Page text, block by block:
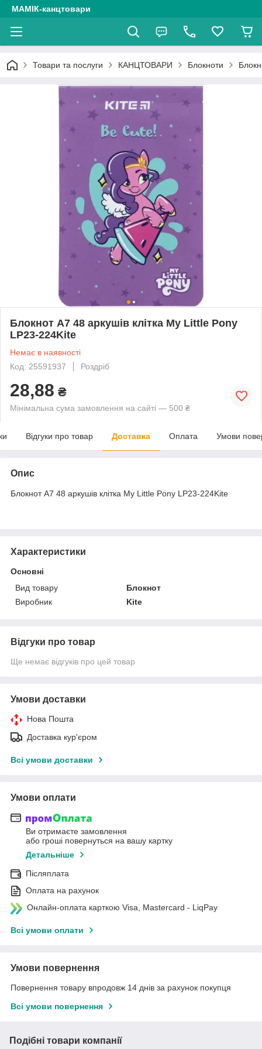
МАМІК-канцтовари
Товари та послуги КАНЦТОВАРИ Блокноти
Блокнот А7 48 аркушів клітка My Little Pony
LP23-224Kite
Немає в наявності
Код: 25591937
Роздріб
28,88 ₴
Мінімальна сума замовлення на сайті — 500 ₴
Відгуки про товар Доставка Оплата Умови
Опис
Блокнот А7 48 аркушів клітка My Little Pony LP23-224Kite
Характеристики
Основні
Вид товару
Блокнот
Виробник
Kite
Відгуки про товар
Ще немає відгуків про цей товар
Умови доставки
Нова Пошта
Доставка кур'єром
Всі умови доставки
Умови оплати
Ви отримаєте замовлення
або гроші повернуться на вашу картку
Детальніше
Післяплата
Оплата на рахунок
Онлайн-оплата карткою Visa, Mastercard - LiqPay
Всі умови оплати
Умови повернення
Повернення товару впродовж 14 днів за рахунок покупця
Всі умови повернення
Подібні товари компанії